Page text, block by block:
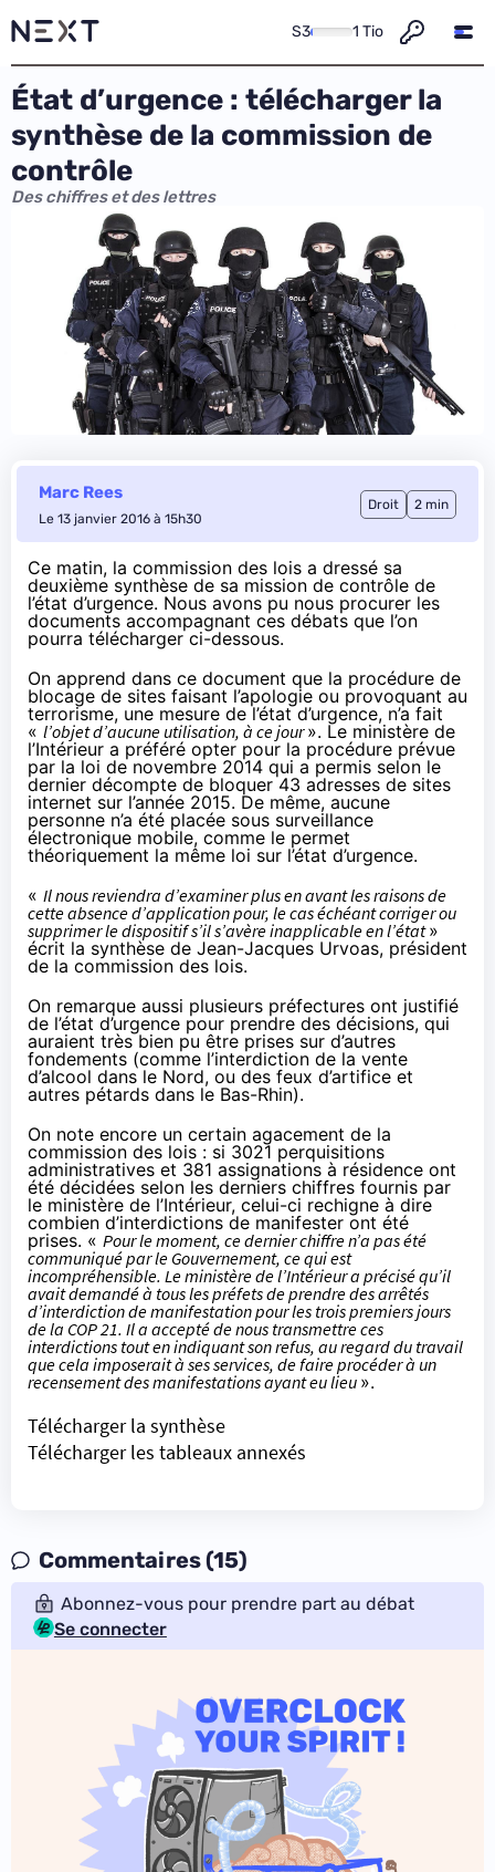
S3 1 Tio
État d’urgence : télécharger la
synthèse de la commission de
contrôle
Des chiffres et des lettres
Marc Rees
Le 13 janvier 2016 à 15h30
Droit 2 min
Ce matin, la commission des lois a dressé sa
deuxième synthèse de sa mission de contrôle de
l’état d’urgence. Nous avons pu nous procurer les
documents accompagnant ces débats que l’on
pourra télécharger ci-dessous.
On apprend dans ce document que la procédure de
blocage de sites faisant l’apologie ou provoquant au
terrorisme, une mesure de l’état d’urgence, n’a fait
« l’objet d’aucune utilisation, à ce jour». Le ministère de
l’Intérieur a préféré opter pour la procédure prévue
par la loi de novembre 2014 qui a permis selon le
dernier décompte de bloquer 43 adresses de sites
internet sur l’année 2015. De même, aucune
personne n’a été placée sous surveillance
électronique mobile, comme le permet
théoriquement la même loi sur l’état d’urgence.
« Il nous reviendra d’examiner plus en avant les raisons de
cette absence d’application pour, le cas échéant corriger ou
supprimer le dispositif s’il s’avère inapplicable en l’état»
écrit la synthèse de Jean-Jacques Urvoas, président
de la commission des lois.
On remarque aussi plusieurs préfectures ont justifié
de l’état d’urgence pour prendre des décisions, qui
auraient très bien pu être prises sur d’autres
fondements (comme l’interdiction de la vente
d’alcool dans le Nord, ou des feux d’artifice et
autres pétards dans le Bas-Rhin).
On note encore un certain agacement de la
commission des lois : si 3021 perquisitions
administratives et 381 assignations à résidence ont
été décidées selon les derniers chiffres fournis par
le ministère de l’Intérieur, celui-ci rechigne à dire
combien d’interdictions de manifester ont été
prises. « Pour le moment, ce dernier chiffre n’a pas été
communiqué par le Gouvernement, ce qui est
incompréhensible. Le ministère de l’Intérieur a précisé qu’il
avait demandé à tous les préfets de prendre des arrêtés
d’interdiction de manifestation pour les trois premiers jours
de la COP 21. Il a accepté de nous transmettre ces
interdictions tout en indiquant son refus, au regard du travail
que cela imposerait à ses services, de faire procéder à un
recensement des manifestations ayant eu lieu ».
Télécharger la synthèse
Télécharger les tableaux annexés
Commentaires (15)
Abonnez-vous pour prendre part au débat
Se connecter